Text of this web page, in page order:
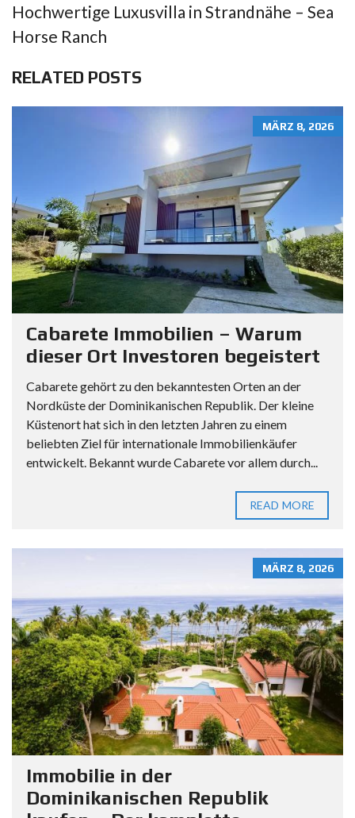
Hochwertige Luxusvilla in Strandnähe – Sea
Horse Ranch
RELATED POSTS
MÄRZ 8, 2026
Cabarete Immobilien – Warum
dieser Ort Investoren begeistert
Cabarete gehört zu den bekanntesten Orten an der
Nordküste der Dominikanischen Republik. Der kleine
Küstenort hat sich in den letzten Jahren zu einem
beliebten Ziel für internationale Immobilienkäufer
entwickelt. Bekannt wurde Cabarete vor allem durch...
READ MORE
MÄRZ 8, 2026
Immobilie in der
Dominikanischen Republik